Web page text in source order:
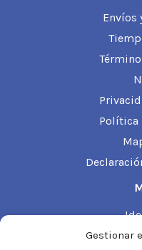
Gestionar
Envíos
Política